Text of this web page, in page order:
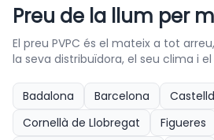
Preu de la llum per
El preu PVPC és el mateix a tot
la seva distribuïdora, el seu clima i
Badalona Barcelona
Cornellà de Llobregat
Figueres